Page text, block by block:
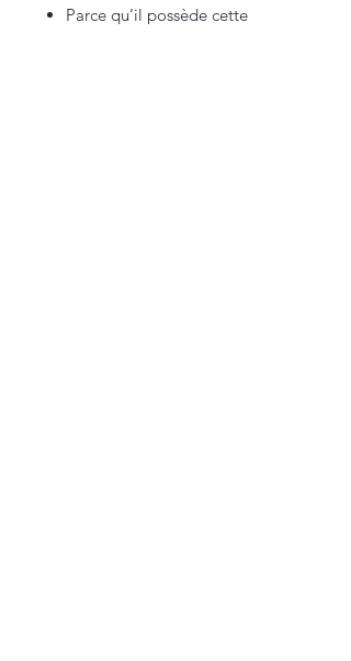
Parce qu’il possède cette